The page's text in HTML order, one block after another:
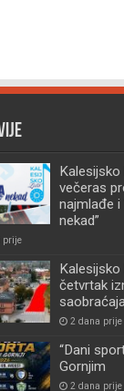
večeras
najmlađe i
nekad”
prije
četvrtak
2 dana prije
“Dani
Gornjim
2 dana prije